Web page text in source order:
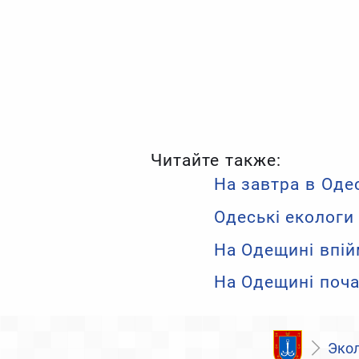
Читайте также:
На завтра в
Одеські
На Одещині
На Одещині